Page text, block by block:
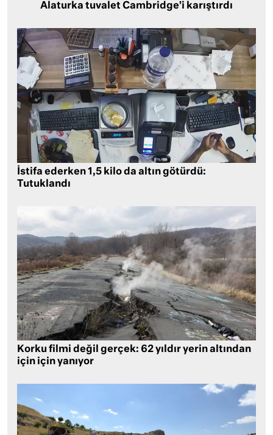
Alaturka tuvalet Cambridge’i karıştırdı
İstifa ederken 1,5 kilo da altın götürdü:
Tutuklandı
Korku filmi değil gerçek: 62 yıldır yerin altından
için için yanıyor